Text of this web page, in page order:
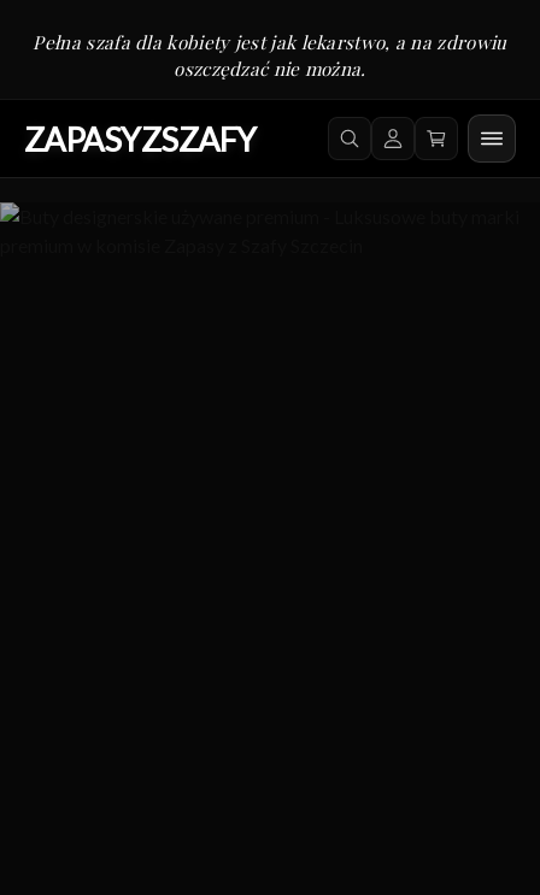
Pełna szafa dla kobiety jest jak lekarstwo, a na zdrowiu
oszczędzać nie można.
ZAPASYZSZAFY
Zapasy z Szafy: komis